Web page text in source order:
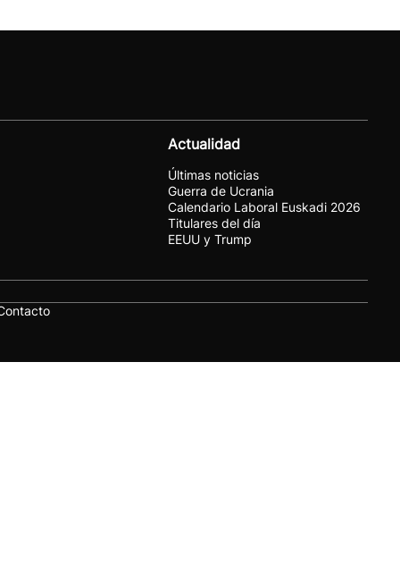
Actualidad
Últimas noticias
Guerra de Ucrania
Calendario Laboral Euskadi 2026
Titulares del día
EEUU y Trump